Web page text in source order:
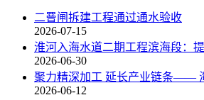
二罾闸拆建工程通过通水验收
2026-07-15
淮河入海水道二期工程滨海段：
2026-06-30
聚力精深加工 延长产业链条——
2026-06-12